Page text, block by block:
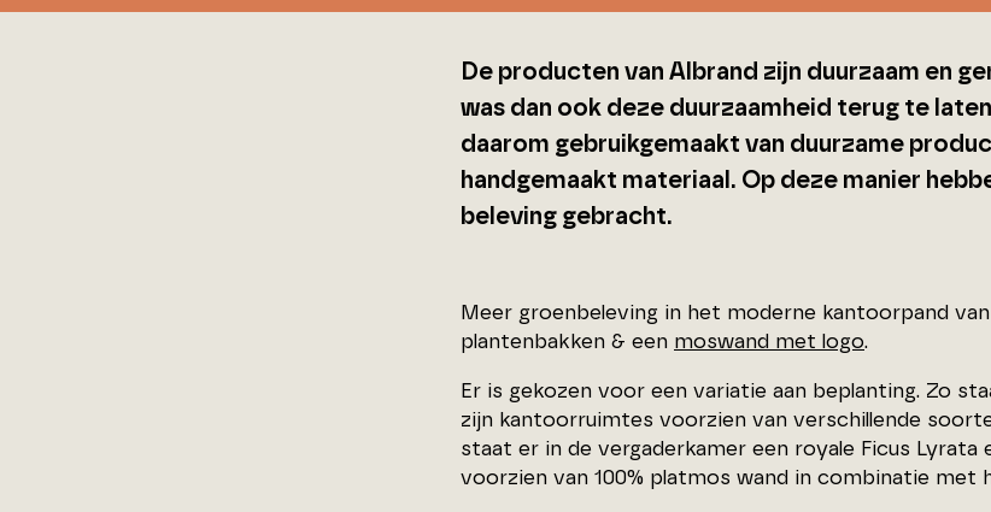
De producten van Albrand zijn duurzaam en
was dan ook deze duurzaamheid terug te
daarom gebruikgemaakt van duurzame
handgemaakt materiaal. Op deze manier
beleving gebracht.
Meer groenbeleving in het moderne kantoorpand
plantenbakken & een moswand met logo.
Er is gekozen voor een variatie aan beplanting. Zo
zijn kantoorruimtes voorzien van verschillende
staat er in de vergaderkamer een royale Ficus
voorzien van 100% platmos wand in combinatie met